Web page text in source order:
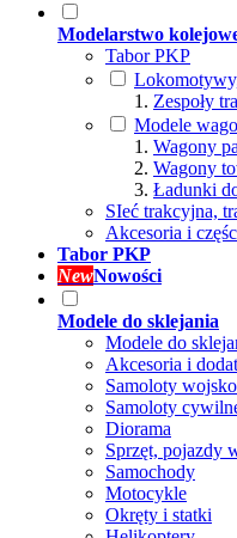
Modelarstwo
Tabor PKP
Zespoły
Modele
Wagony
Wagony
Ładunki
SIeć trakcyjna,
Akcesoria i
Tabor PKP
NewNowości
Modele do sklejania
Modele do
Akcesoria i
Samoloty
Samoloty
Diorama
Sprzęt, pojazdy
Samochody
Motocykle
Okręty i statki